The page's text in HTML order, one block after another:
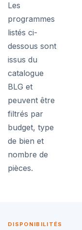
Les
programmes
listés ci-
dessous sont
issus du
catalogue
BLG et
peuvent être
filtrés par
budget, type
de bien et
nombre de
pièces.
DISPONIBILITÉS